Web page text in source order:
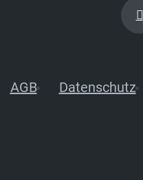
AGB Datenschutz